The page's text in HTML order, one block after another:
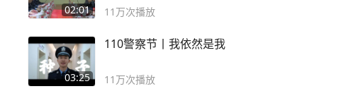
02:01 11万次播放
03:25
110警察节丨我依然是我
11万次播放